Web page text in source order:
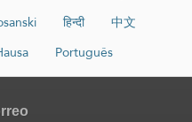
हिन्दी
中文
Português